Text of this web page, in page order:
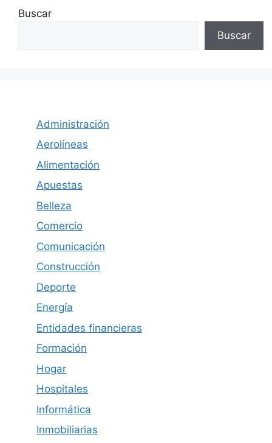
Buscar
Buscar
Administración
Aerolíneas
Alimentación
Apuestas
Belleza
Comercio
Comunicación
Construcción
Deporte
Energía
Entidades financieras
Formación
Hogar
Hospitales
Informática
Inmobiliarias